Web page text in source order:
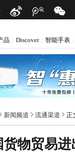
品 Discover 智能手表
新闻频道 流通渠道 正
物贸易